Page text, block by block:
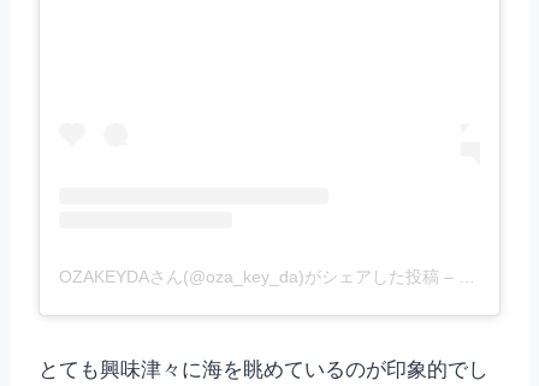
OZAKEYDAさん(@oza_key_da)がシェアした投稿 –
とても興味津々に海を眺めているのが印象的でし